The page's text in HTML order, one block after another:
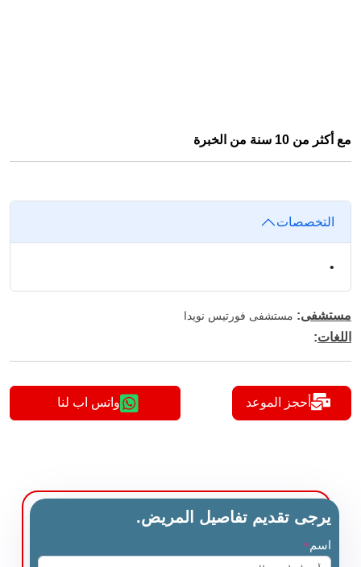
مع أكثر من 10 سنة من الخبرة
التخصصات
•
مستشفى: مستشفى فورتيس نويدا
اللغات:
أحجز الموعد واتس اب لنا
يرجى تقديم تفاصيل المريض.
اسم *